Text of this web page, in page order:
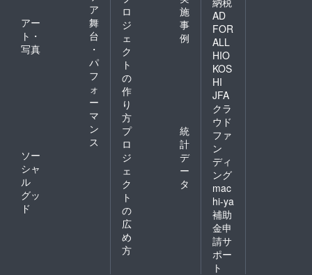
ア
アー
ト・
写真
舞
台
・
パ
フ
ォ
ー
マ
ン
ス
ソー
シャ
ル
グッ
ド
ロ
ジ
ェ
ク
ト
の
作
り
方
施
事
例
プ
ロ
ジ
ェ
ク
ト
の
広
め
方
統
計
デ
ー
タ
AD
FOR
ALL
HIO
KOS
HI
JFA
クラ
ウド
ファ
ン
ディ
ング
mac
hi-ya
補助
金申
請サ
ポー
ト